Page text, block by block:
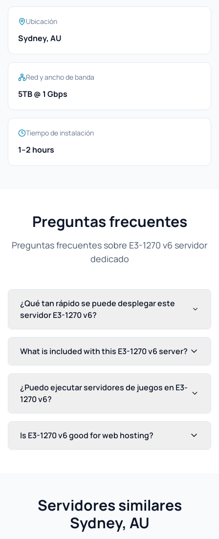
Ubicación
Sydney, AU
Red y ancho de banda
5TB @ 1 Gbps
Tiempo de instalación
1–2 hours
Preguntas frecuentes
Preguntas frecuentes sobre E3-1270 v6 servidor
dedicado
¿Qué tan rápido se puede desplegar este
servidor E3-1270 v6?
What is included with this E3-1270 v6 server?
¿Puedo ejecutar servidores de juegos en E3-
1270 v6?
Is E3-1270 v6 good for web hosting?
Servidores similares
Sydney, AU